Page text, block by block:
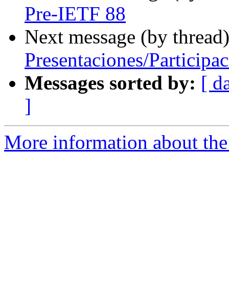
Pre-IETF 88
Next message (by
Presentaciones/
Messages sorted by: [
]
More information about